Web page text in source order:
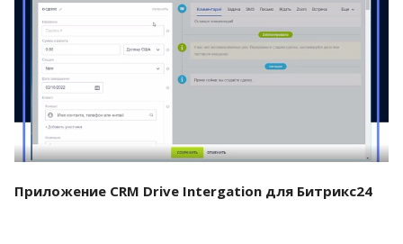
Смотреть проект
Приложение CRM Drive Intergation для Битрикс24